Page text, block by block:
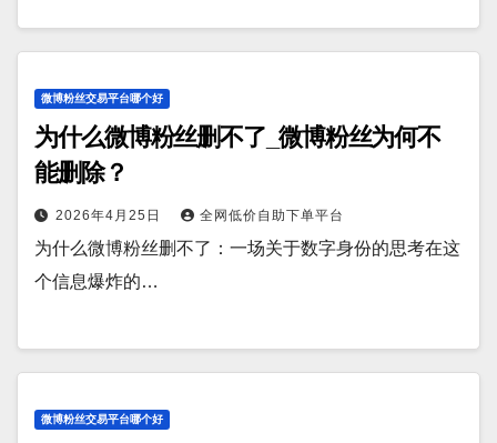
微博粉丝交易平台哪个好
为什么微博粉丝删不了_微博粉丝为何不
能删除？
2026年4月25日 全网低价自助下单平台
为什么微博粉丝删不了：一场关于数字身份的思考在这
个信息爆炸的…
微博粉丝交易平台哪个好